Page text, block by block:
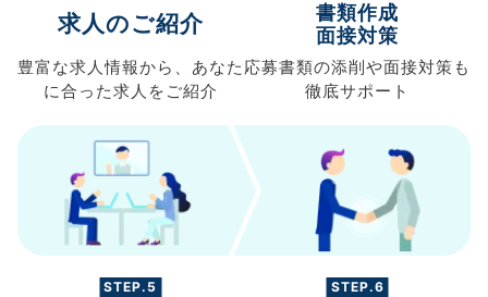
求人のご紹介
豊富な求人情報から、 あなた
に合った求人を ご紹介
書類作成
面接対策
応募書類の添削や面接対策も
徹底サポート
STEP.5 STEP.6